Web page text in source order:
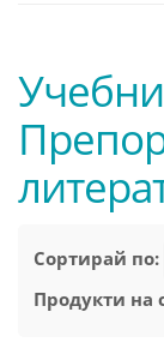
Сортирай по:
Продукти на